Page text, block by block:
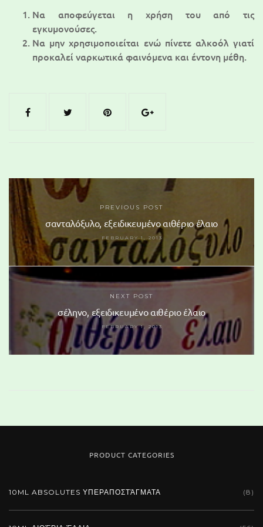
Να αποφεύγεται η χρήση του από τις
εγκυμονούσες.
Να μην χρησιμοποιείται ενώ πίνετε αλκοόλ γιατί
προκαλεί ναρκωτικά φαινόμενα και έντονη μέθη.
PREVIOUS POST
σανταλόξυλο, εξειδικευμένο αιθέριο έλαιο
FEBRUARY 1, 2013
NEXT POST
σέληνο, εξειδικευμένο αιθέριο έλαιο
FEBRUARY 1, 2013
PRODUCT CATEGORIES
10ML ABSOLUTES ΥΠΕΡΑΠΟΣΤΆΓΜΑΤΑ (8)